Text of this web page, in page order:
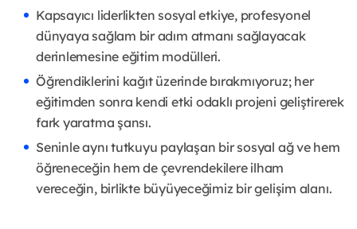
Kapsayıcı liderlikten sosyal etkiye, profesyonel
dünyaya sağlam bir adım atmanı sağlayacak
derinlemesine eğitim modülleri.
Öğrendiklerini kağıt üzerinde bırakmıyoruz; her
eğitimden sonra kendi etki odaklı projeni geliştirerek
fark yaratma şansı.
Seninle aynı tutkuyu paylaşan bir sosyal ağ ve hem
öğreneceğin hem de çevrendekilere ilham
vereceğin, birlikte büyüyeceğimiz bir gelişim alanı.